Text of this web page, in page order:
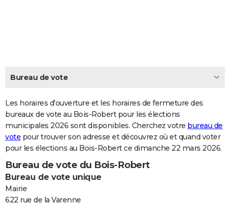
CARTE DE VOEUX
Dictionnaire
Biographies
Citations
Expressions
Proverbes
PROGRAMME TV
COPAINS D'AVANT
FORUM
Bricolage
Lifestyle
Culture
Sport
Auto
Television
Voyage
Cinema
Bureau de vote
Les horaires d'ouverture et les horaires de fermeture des
bureaux de vote au Bois-Robert pour les élections
municipales 2026 sont disponibles. Cherchez votre bureau de
vote pour trouver son adresse et découvrez où et quand voter
pour les élections au Bois-Robert ce dimanche 22 mars 2026.
Bureau de vote du Bois-Robert
Bureau de vote unique
Mairie
622 rue de la Varenne